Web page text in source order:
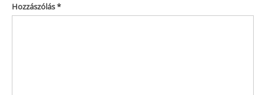
Hozzászólás*